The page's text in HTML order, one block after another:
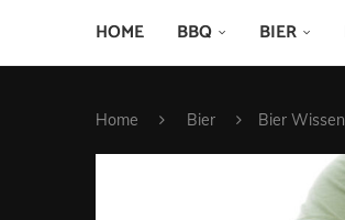
HOME BBQ BIER
Home Bier Bier Wissen